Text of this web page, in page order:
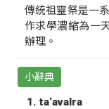
傳統祖靈祭是一
作求學濃縮為一
辦理。
小辭典
ta‘avalra